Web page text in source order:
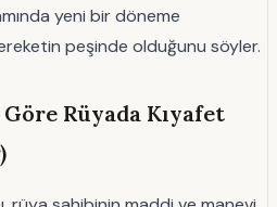
yeni bir döneme
peşinde olduğunu söyler.
Rüyada Kıyafet